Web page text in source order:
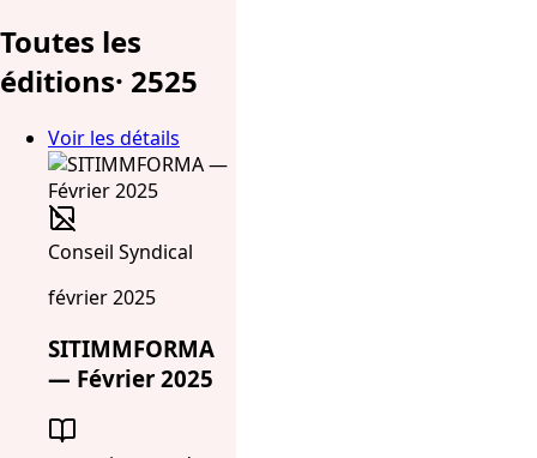
Toutes les
éditions· 2525
Voir les détails
Conseil Syndical
février 2025
SITIMMFORMA
— Février 2025